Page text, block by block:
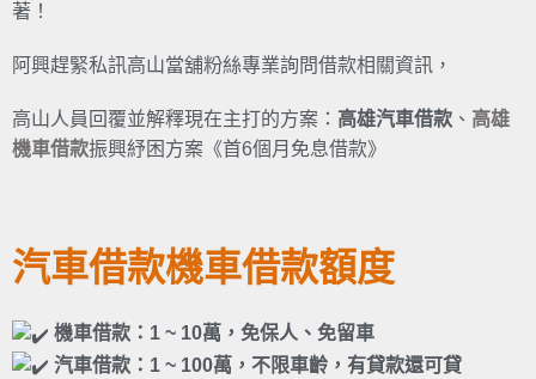
著！
阿興趕緊私訊高山當舖粉絲專業詢問借款相關資訊，
高山人員回覆並解釋現在主打的方案： 高雄汽車借款 、 高雄
機車借款振興紓困方案《首6個月免息借款》
汽車借款機車借款額度
機車借款：1 ~ 10萬，免保人、免留車
汽車借款：1 ~ 100萬，不限車齡，有貸款還可貸